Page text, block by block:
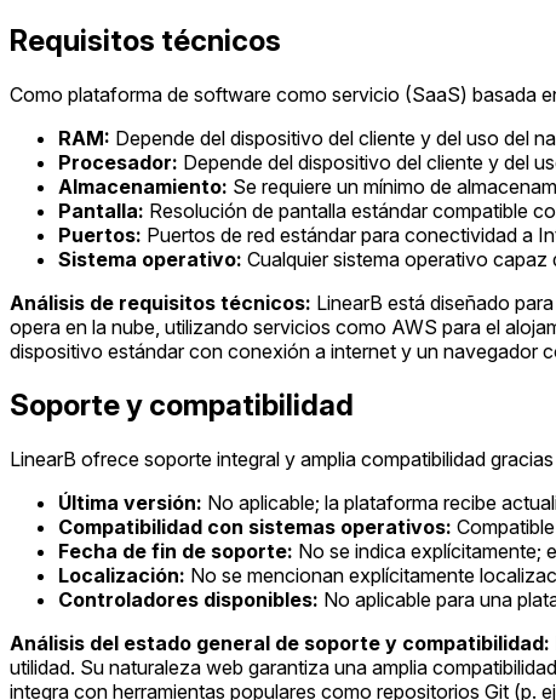
Requisitos técnicos
Como plataforma de software como servicio (SaaS) basada
RAM: Depende del dispositivo del cliente y del uso del
Procesador: Depende del dispositivo del cliente y del
Almacenamiento: Se requiere un mínimo de
Pantalla: Resolución de pantalla estándar compatible
Puertos: Puertos de red estándar para conectividad a
Sistema operativo: Cualquier sistema operativo
Análisis de requisitos técnicos: LinearB está diseñado
opera en la nube, utilizando servicios como AWS para el
dispositivo estándar con conexión a internet y un navegador
Soporte y compatibilidad
LinearB ofrece soporte integral y amplia compatibilidad
Última versión: No aplicable; la plataforma recibe
Compatibilidad con sistemas operativos:
Fecha de fin de soporte: No se indica explícitamente;
Localización: No se mencionan explícitamente
Controladores disponibles: No aplicable para una
Análisis del estado general de soporte y compatibilidad:
utilidad. Su naturaleza web garantiza una amplia
integra con herramientas populares como repositorios Git (p.